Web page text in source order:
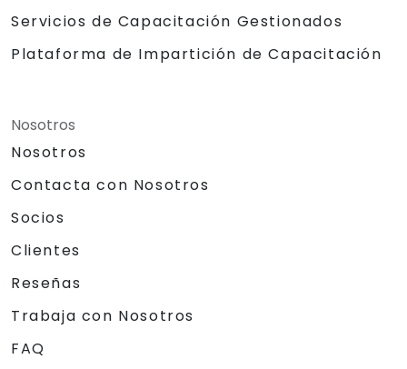
Servicios de Capacitación Gestionados
Plataforma de Impartición de Capacitación
Nosotros
Nosotros
Contacta con Nosotros
Socios
Clientes
Reseñas
Trabaja con Nosotros
FAQ